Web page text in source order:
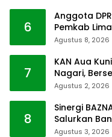
6
Anggota
Pemkab
Agustus 8, 2026
7
KAN Aua
Nagari,
Agustus 2, 2026
8
Sinergi
Salurkan
Agustus 3, 2026